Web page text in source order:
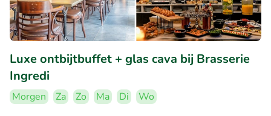
Luxe ontbijtbuffet + glas cava bij Brasserie
Ingredi
Morgen Za Zo Ma Di
Wo